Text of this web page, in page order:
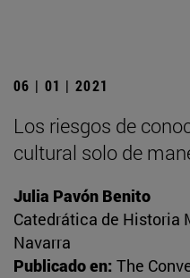
06 | 01 | 2021
Los riesgos de
cultural solo de
Julia Pavón Benito
Catedrática de Historia
Navarra
Publicado en: The